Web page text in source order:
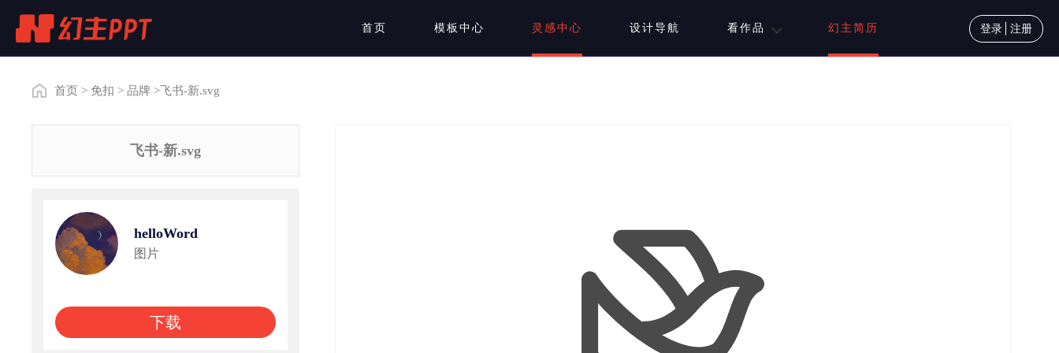
首页 模板中心 灵感中心 设计导航 看作品 幻主简历 登录 注册
首页 > 免扣 >品牌 >飞书-新.svg
飞书-新.svg
helloWord
图片
下载